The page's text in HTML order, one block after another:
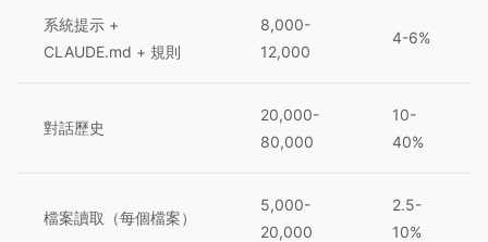
系統提示 +
CLAUDE.md + 規則
8,000-
12,000
4-6%
對話歷史
20,000-
80,000
10-
40%
檔案讀取（每個檔案）
5,000-
20,000
2.5-
10%